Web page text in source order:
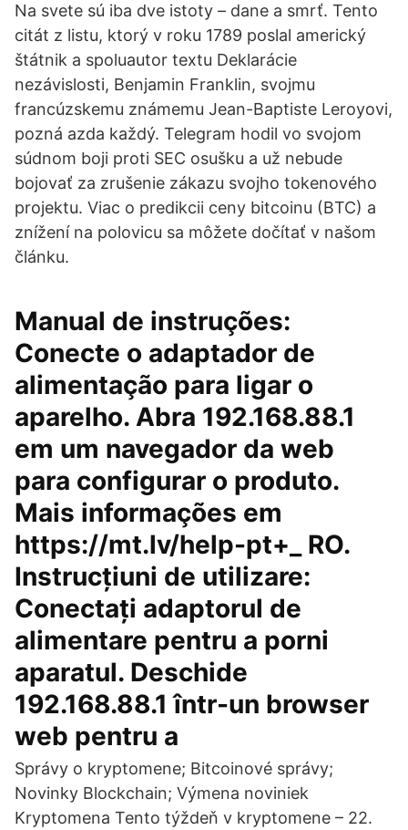
Na svete sú iba dve istoty – dane a smrť. Tento
citát z listu, ktorý v roku 1789 poslal americký
štátnik a spoluautor textu Deklarácie
nezávislosti, Benjamin Franklin, svojmu
francúzskemu známemu Jean-Baptiste Leroyovi,
pozná azda každý. Telegram hodil vo svojom
súdnom boji proti SEC osušku a už nebude
bojovať za zrušenie zákazu svojho tokenového
projektu. Viac o predikcii ceny bitcoinu (BTC) a
znížení na polovicu sa môžete dočítať v našom
článku.
Manual de instruções:
Conecte o adaptador de
alimentação para ligar o
aparelho. Abra 192.168.88.1
em um navegador da web
para configurar o produto.
Mais informações em
https://mt.lv/help-pt+_ RO.
Instrucțiuni de utilizare:
Conectați adaptorul de
alimentare pentru a porni
aparatul. Deschide
192.168.88.1 într-un browser
web pentru a
Správy o kryptomene; Bitcoinové správy;
Novinky Blockchain; Výmena noviniek
Kryptomena Tento týždeň v kryptomene – 22.